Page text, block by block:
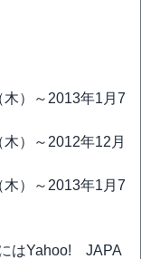
木）～2013年1月7
）～2012年12月
木）～2013年1月7
はYahoo! JAPA